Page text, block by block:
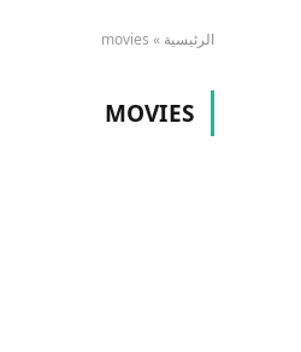
الرئيسية »
movies
MOVIES